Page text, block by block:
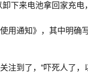
下来电池拿回家充电
用通知》，其中明确
注到了，“吓死人了